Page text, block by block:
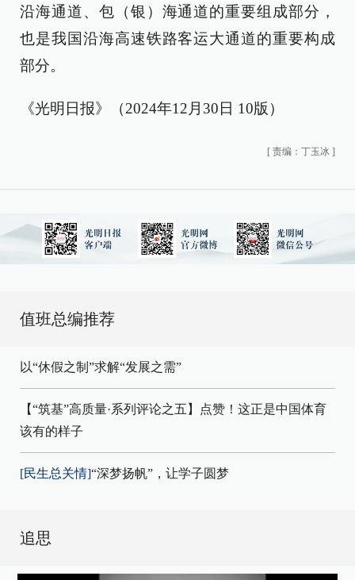
沿海通道、包（银）海通道的重要组成部分，
也是我国沿海高速铁路客运大通道的重要构成
部分。
《光明日报》（2024年12月30日 10版）
[ 责编：丁玉冰 ]
值班总编推荐
以“休假之制”求解“发展之需”
【“筑基”高质量·系列评论之五】点赞！这正是中国体育
该有的样子
[民生总关情]“深梦扬帆”，让学子圆梦
追思